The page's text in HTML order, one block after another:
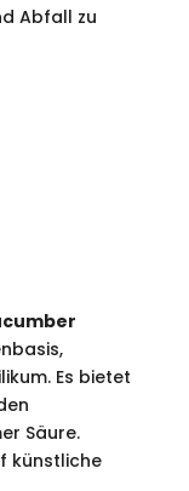
Abfall zu
Es bietet
Säure.
künstliche